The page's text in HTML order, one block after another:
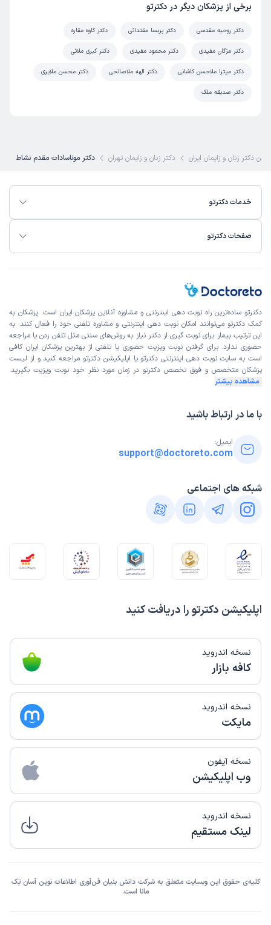
برخی از پزشکان دیگر در دکترتو
دکتر روحیه مقدسی دکتر پریسا مقتدائی دکتر کاوه مقاره
دکتر مژگان مفیدی دکتر محمود مفیدی دکتر کبری ملائی
دکتر میترا ملاحسن کاشانی دکتر الهه ملاصالحی دکتر محسن ملایری
دکتر صدیقه ملک
دکتر زنان و زایمان ایران دکتر زنان و زایمان تهران دکتر موناسادات مقدم نشاط
خدمات دکترتو
صفحات دکترتو
اپلیکیشن دکترتو را دریافت کنید
نسخه اندروید
کافه بازار
نسخه اندروید
مایکت
نسخه آیفون
وب اپلیکیشن
نسخه اندروید
لینک مستقیم
دکترتو ساده‌ترین راه نوبت‌ دهی اینترنتی و مشاوره آنلاین پزشکان ایران است. پزشکان به
کمک دکترتو می‌توانند امکان نوبت دهی اینترنتی و مشاوره تلفنی خود را فعال کنند. به
این ترتیب بیمار برای نوبت گیری از دکتر نیاز به روش‌های سنتی مثل تلفن زدن یا مراجعه
حضوری ندارد. برای گرفتن نوبت ویزیت حضوری یا تلفنی از بهترین پزشکان ایران کافی
است به سایت نوبت دهی اینترنتی دکترتو یا اپلیکیشن دکترتو مراجعه کنید و از لیست
پزشکان متخصص و فوق تخصص دکترتو در زمان مورد نظر خود نوبت ویزیت بگیرید.
مشاهده بیشتر
با ما در ارتباط باشید
ایمیل:
support@doctoreto.com
شبکه های اجتماعی
کلیه‌ی حقوق این وبسایت متعلق به شرکت دانش بنیان فن‌آوری اطلاعات نوین آسان تِک
مانا است.